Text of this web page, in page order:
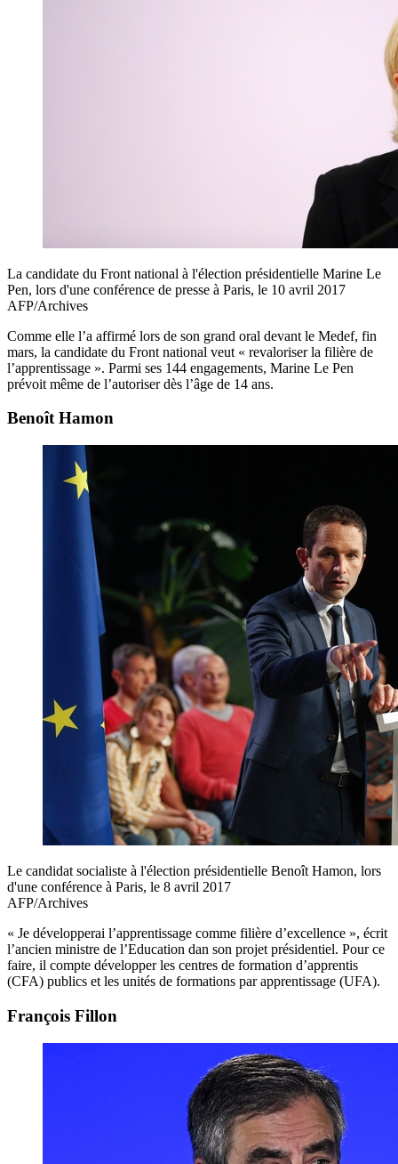
La candidate du Front national à l'élection présidentielle Marine Le
Pen, lors d'une conférence de presse à Paris, le 10 avril 2017
AFP/Archives
Comme elle l’a affirmé lors de son grand oral devant le Medef, fin
mars, la candidate du Front national veut « revaloriser la filière de
l’apprentissage ». Parmi ses 144 engagements, Marine Le Pen
prévoit même de l’autoriser dès l’âge de 14 ans.
Benoît Hamon
Le candidat socialiste à l'élection présidentielle Benoît Hamon, lors
d'une conférence à Paris, le 8 avril 2017
AFP/Archives
« Je développerai l’apprentissage comme filière d’excellence », écrit
l’ancien ministre de l’Education dan son projet présidentiel. Pour ce
faire, il compte développer les centres de formation d’apprentis
(CFA) publics et les unités de formations par apprentissage (UFA).
François Fillon